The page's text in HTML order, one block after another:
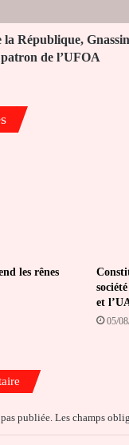
la République,
de l’UFOA
les rênes
et
05/
publiée. Les champs